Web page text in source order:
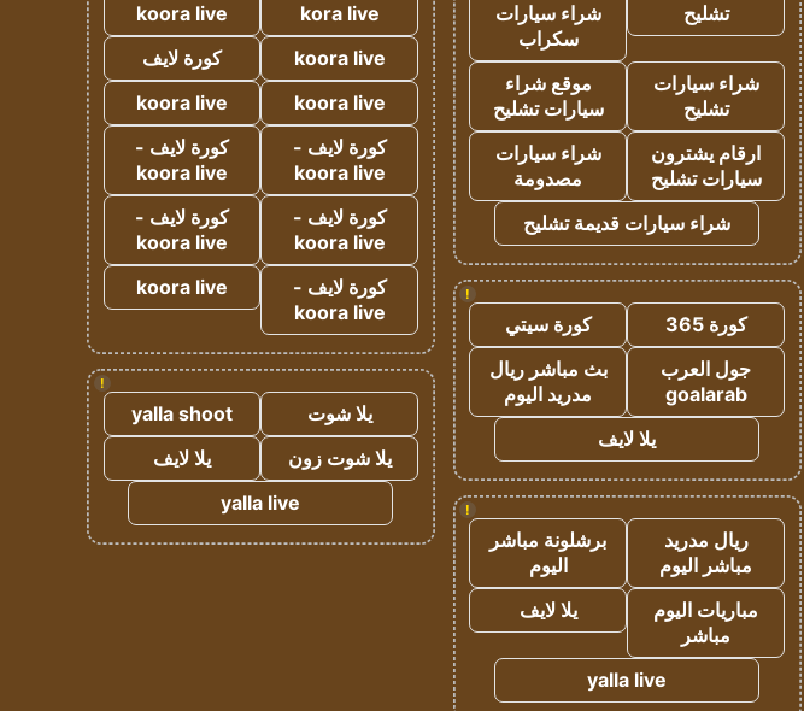
تشليح
شراء سيارات
سكراب
شراء سيارات
تشليح
موقع شراء
سيارات تشليح
ارقام يشترون
سيارات تشليح
شراء سيارات
مصدومة
شراء سيارات قديمة تشليح
!
كورة 365
كورة سيتي
جول العرب
goalarab
بث مباشر ريال
مدريد اليوم
يلا لايف
!
ريال مدريد
مباشر اليوم
برشلونة مباشر
اليوم
مباريات اليوم
مباشر
يلا لايف
yalla live
kora live
koora live
koora live
كورة لايف
koora live
koora live
كورة لايف -
koora live
كورة لايف -
koora live
كورة لايف -
koora live
كورة لايف -
koora live
كورة لايف -
koora live
koora live
!
يلا شوت
yalla shoot
يلا شوت زون
يلا لايف
yalla live